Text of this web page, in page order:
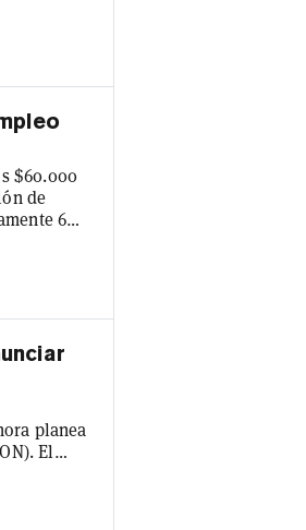
$60.000
de
6%
Solana
planea
El
y